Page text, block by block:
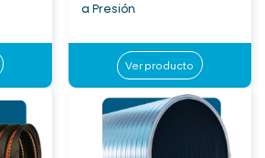
a Presión
Ver producto